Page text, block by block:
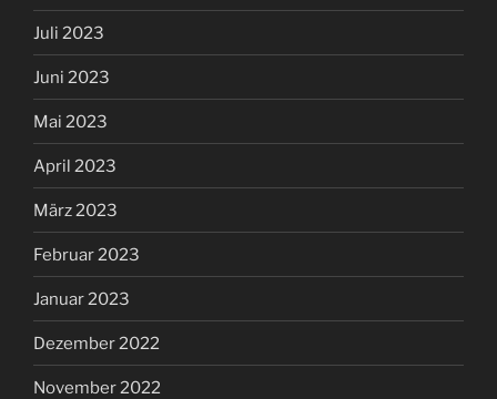
Juli 2023
Juni 2023
Mai 2023
April 2023
März 2023
Februar 2023
Januar 2023
Dezember 2022
November 2022